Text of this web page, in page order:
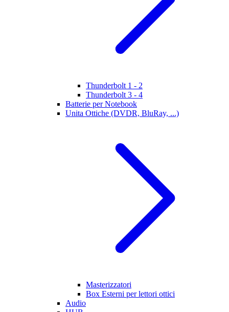
Thunderbolt 1 - 2
Thunderbolt 3 - 4
Batterie per Notebook
Unita Ottiche (DVDR, BluRay, ...)
Masterizzatori
Box Esterni per lettori ottici
Audio